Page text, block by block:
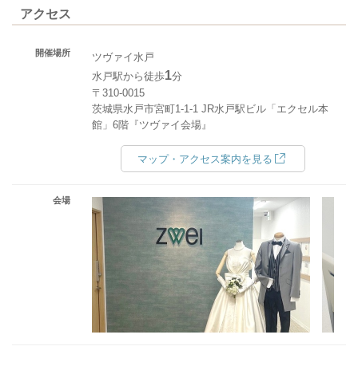
アクセス
開催場所
ツヴァイ水戸
水戸駅から徒歩1分
〒310-0015
茨城県水戸市宮町1-1-1 JR水戸駅ビル「エクセル本
館」6階『ツヴァイ会場』
マップ・アクセス案内を見る
会場